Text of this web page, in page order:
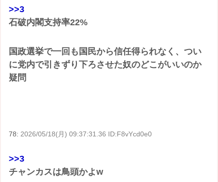
>>3
石破内閣支持率22%
国政選挙で一回も国民から信任得られなく、つい
に党内で引きずり下ろさせた奴のどこがいいのか
疑問
78: 2026/05/18(月) 09:37:31.36 ID:F8vYcd0e0
>>3
チャンカスは鳥頭かよw